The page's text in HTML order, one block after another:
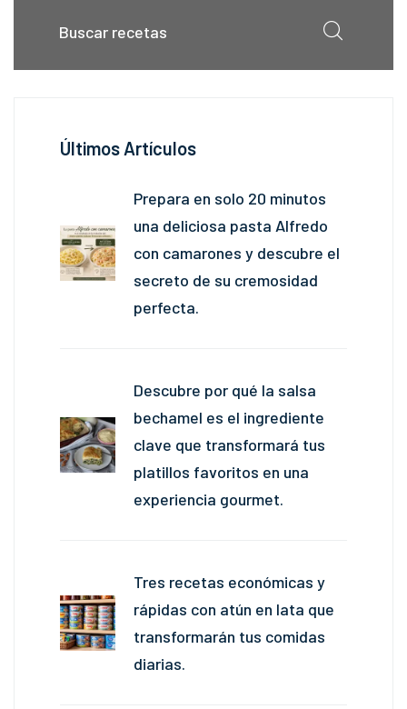
Últimos Artículos
Prepara en solo 20 minutos
una deliciosa pasta Alfredo
con camarones y descubre el
secreto de su cremosidad
perfecta.
Descubre por qué la salsa
bechamel es el ingrediente
clave que transformará tus
platillos favoritos en una
experiencia gourmet.
Tres recetas económicas y
rápidas con atún en lata que
transformarán tus comidas
diarias.